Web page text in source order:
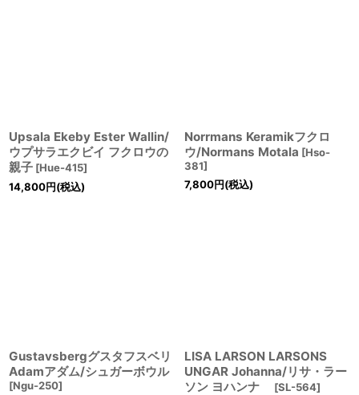
Upsala Ekeby Ester Wallin/
ウプサラエクビイ フクロウの
親子 [Hue-415]
14,800円(税込)
Norrmans Keramikフクロ
ウ/Normans Motala [Hso-
381]
7,800円(税込)
Gustavsbergグスタフスベリ
Adamアダム/シュガーボウル
[Ngu-250]
LISA LARSON LARSONS
UNGAR Johanna/リサ・ラー
ソン ヨハンナ
[SL-564]